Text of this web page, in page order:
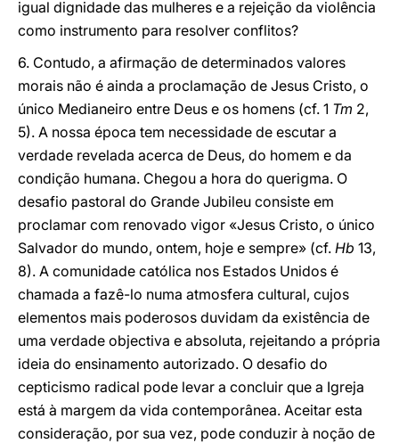
igual dignidade das mulheres e a rejeição da violência
como instrumento para resolver conflitos?
6. Contudo, a afirmação de determinados valores
morais não é ainda a proclamação de Jesus Cristo, o
único Medianeiro entre Deus e os homens (cf. 1 Tm 2,
5). A nossa época tem necessidade de escutar a
verdade revelada acerca de Deus, do homem e da
condição humana. Chegou a hora do querigma. O
desafio pastoral do Grande Jubileu consiste em
proclamar com renovado vigor «Jesus Cristo, o único
Salvador do mundo, ontem, hoje e sempre» (cf. Hb 13,
8). A comunidade católica nos Estados Unidos é
chamada a fazê-lo numa atmosfera cultural, cujos
elementos mais poderosos duvidam da existência de
uma verdade objectiva e absoluta, rejeitando a própria
ideia do ensinamento autorizado. O desafio do
cepticismo radical pode levar a concluir que a Igreja
está à margem da vida contemporânea. Aceitar esta
consideração, por sua vez, pode conduzir à noção de